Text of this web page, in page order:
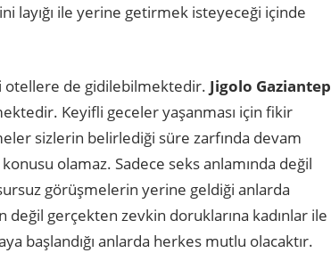
layığı ile yerine getirmek isteyeceği içinde
otellere de gidilebilmektedir. Jigolo Gaziantep
Keyifli geceler yaşanması için fikir
sizlerin belirlediği süre zarfında devam
olamaz. Sadece seks anlamında değil
görüşmelerin yerine geldiği anlarda
değil gerçekten zevkin doruklarına kadınlar ile
başlandığı anlarda herkes mutlu olacaktır.